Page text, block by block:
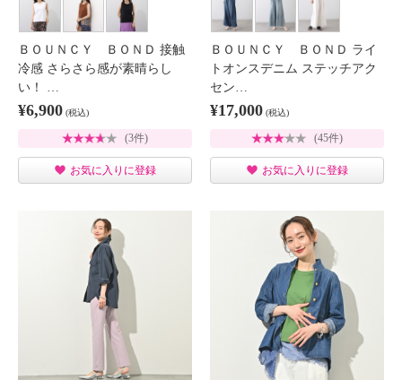
ＢＯＵＮＣＹ ＢＯＮＤ 接触
冷感 さらさら感が素晴らし
い！ …
¥6,900 (税込)
(3件)
お気に入りに登録
ＢＯＵＮＣＹ ＢＯＮＤ ライ
トオンスデニム ステッチアク
セン…
¥17,000 (税込)
(45件)
お気に入りに登録